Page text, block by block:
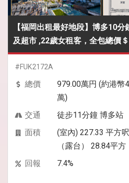
【福岡出租最好地段】博多10
及超市 ,22歲女租客，全包總價
#FUK2172A
總價
979.00萬円 (約港幣
萬)
交通
徒步11分鐘 博多站
面積
(室內) 227.33 平方
（露台） 28.84平方
回報
7.4%